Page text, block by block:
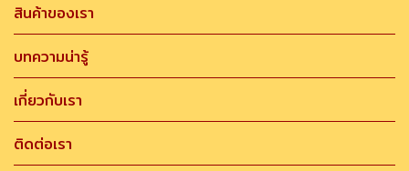
สินค้าของเรา
บทความน่ารู้
เกี่ยวกับเรา
ติดต่อเรา